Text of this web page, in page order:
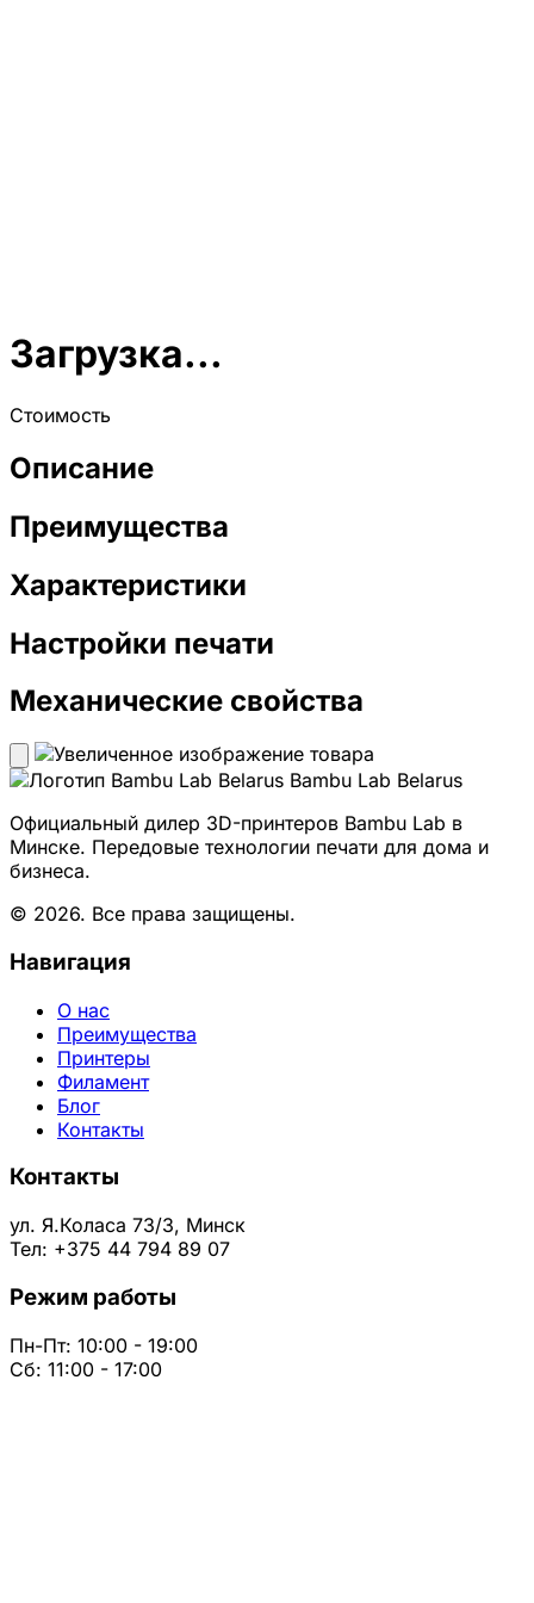
Загрузка...
Стоимость
Описание
Преимущества
Характеристики
Настройки печати
Механические свойства
Bambu Lab Belarus
Официальный дилер 3D-принтеров Bambu Lab в
Минске. Передовые технологии печати для дома и
бизнеса.
© 2026. Все права защищены.
Навигация
О нас
Преимущества
Принтеры
Филамент
Блог
Контакты
Контакты
ул. Я.Коласа 73/3, Минск
Тел: +375 44 794 89 07
Режим работы
Пн-Пт: 10:00 - 19:00
Сб: 11:00 - 17:00